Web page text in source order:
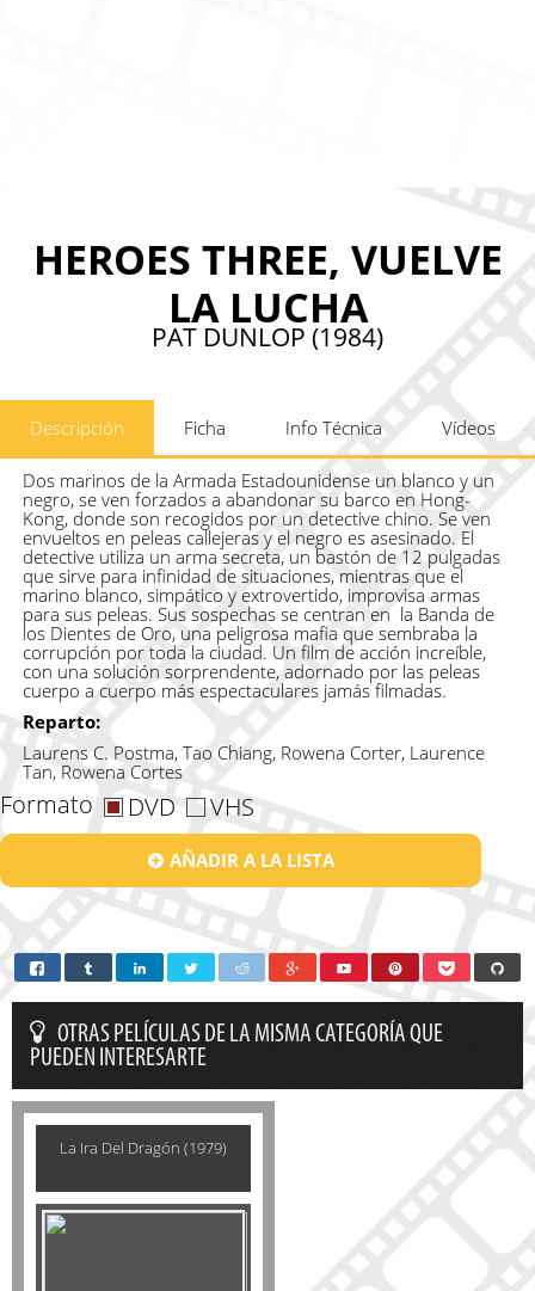
HEROES THREE, VUELVE
LA LUCHA
PAT DUNLOP (1984)
Descripción Ficha Info Técnica Vídeos
Dos marinos de la Armada Estadounidense un blanco y un
negro, se ven forzados a abandonar su barco en Hong-
Kong, donde son recogidos por un detective chino. Se ven
envueltos en peleas callejeras y el negro es asesinado. El
detective utiliza un arma secreta, un bastón de 12 pulgadas
que sirve para infinidad de situaciones, mientras que el
marino blanco, simpático y extrovertido, improvisa armas
para sus peleas. Sus sospechas se centran en la Banda de
los Dientes de Oro, una peligrosa mafia que sembraba la
corrupción por toda la ciudad. Un film de acción increíble,
con una solución sorprendente, adornado por las peleas
cuerpo a cuerpo más espectaculares jamás filmadas.
Reparto:
Laurens C. Postma, Tao Chiang, Rowena Corter, Laurence
Tan, Rowena Cortes
Formato DVD VHS
AÑADIR A LA LISTA
OTRAS PELÍCULAS DE LA MISMA CATEGORÍA QUE
PUEDEN INTERESARTE
La Ira Del Dragón (1979)